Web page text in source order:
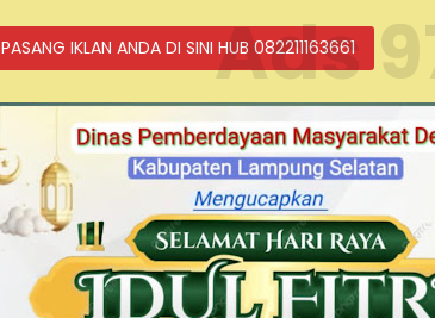
PASANG IKLAN ANDA DI SINI HUB 082211163661
Ads